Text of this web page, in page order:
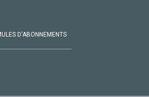
D'ABONNEMENTS